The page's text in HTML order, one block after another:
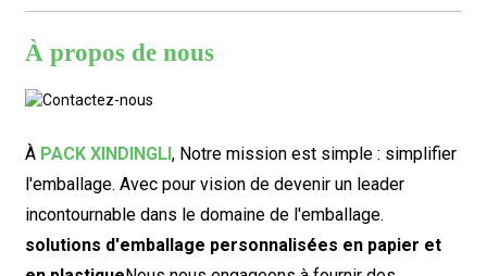
À propos de nous
À PACK XINDINGLI, Notre mission est simple : simplifier
l'emballage. Avec pour vision de devenir un leader
incontournable dans le domaine de l'emballage.
solutions d'emballage personnalisées en papier et